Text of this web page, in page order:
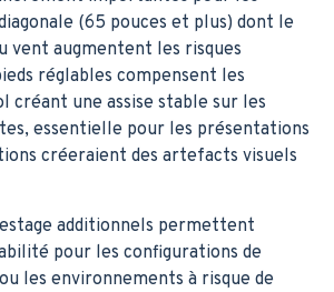
(65 pouces et plus) dont le
vent augmentent les risques
réglables compensent les
créant une assise stable sur les
essentielle pour les présentations
créeraient des artefacts visuels
additionnels permettent
pour les configurations de
les environnements à risque de